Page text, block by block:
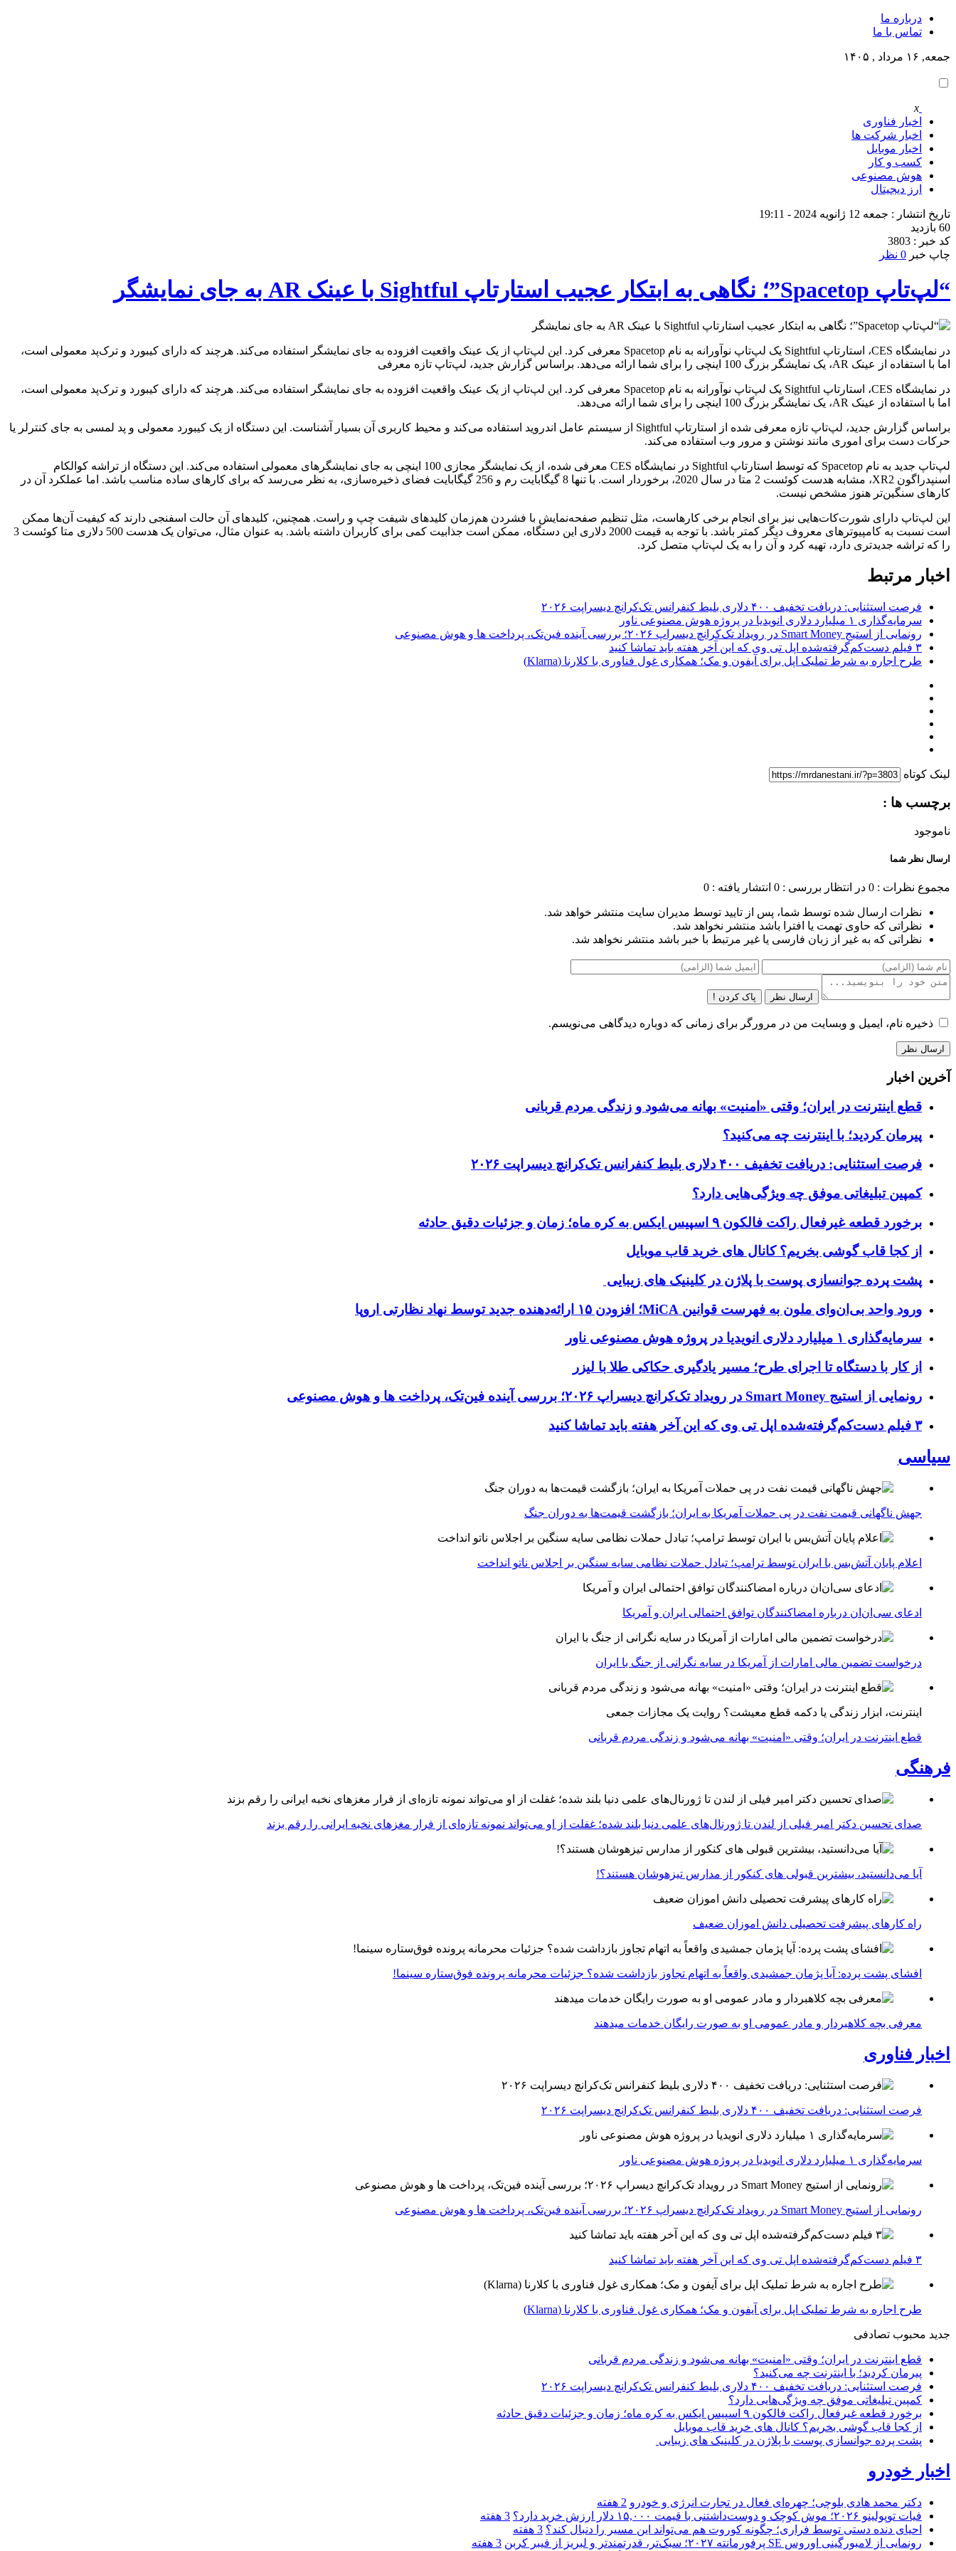
درباره ما
تماس با ما
جمعه, ۱۶ مرداد , ۱۴۰۵
x
اخبار فناوری
اخبار شرکت ها
اخبار موبایل
کسب و کار
هوش مصنوعی
ارز دیجیتال
تاریخ انتشار : جمعه 12 ژانویه 2024 - 19:11
60 بازدید
کد خبر : 3803
چاپ خبر 0 نظر
“لپ‌تاپ Spacetop”؛ نگاهی به ابتکار عجیب استارتاپ Sightful با عینک AR به جای نمایشگر
در نمایشگاه CES، استارتاپ Sightful یک لپ‌تاپ نوآورانه به نام Spacetop معرفی کرد. این لپ‌تاپ از یک عینک واقعیت افزوده به جای نمایشگر استفاده می‌کند. هرچند که دارای کیبورد و ترک‌پد معمولی است،
اما با استفاده از عینک AR، یک نمایشگر بزرگ 100 اینچی را برای شما ارائه می‌دهد. براساس گزارش جدید، لپ‌تاپ تازه معرفی
در نمایشگاه CES، استارتاپ Sightful یک لپ‌تاپ نوآورانه به نام Spacetop معرفی کرد. این لپ‌تاپ از یک عینک واقعیت افزوده به جای نمایشگر استفاده می‌کند. هرچند که دارای کیبورد و ترک‌پد معمولی است،
اما با استفاده از عینک AR، یک نمایشگر بزرگ 100 اینچی را برای شما ارائه می‌دهد.
براساس گزارش جدید، لپ‌تاپ تازه معرفی شده از استارتاپ Sightful از سیستم عامل اندروید استفاده می‌کند و محیط کاربری آن بسیار آشناست. این دستگاه از یک کیبورد معمولی و پد لمسی به جای کنترلر یا
حرکات دست برای اموری مانند نوشتن و مرور وب استفاده می‌کند.
لپ‌تاپ جدید به نام Spacetop که توسط استارتاپ Sightful در نمایشگاه CES معرفی شده، از یک نمایشگر مجازی 100 اینچی به جای نمایشگرهای معمولی استفاده می‌کند. این دستگاه از تراشه کوالکام
اسنپدراگون XR2، مشابه هدست کوئست 2 متا در سال 2020، برخوردار است. با تنها 8 گیگابایت رم و 256 گیگابایت فضای ذخیره‌سازی، به نظر می‌رسد که برای کارهای ساده مناسب باشد. اما عملکرد آن در
کارهای سنگین‌تر هنوز مشخص نیست.
این لپ‌تاپ دارای شورت‌کات‌هایی نیز برای انجام برخی کارهاست، مثل تنظیم صفحه‌نمایش با فشردن هم‌زمان کلیدهای شیفت چپ و راست. همچنین، کلیدهای آن حالت اسفنجی دارند که کیفیت آن‌ها ممکن
است نسبت به کامپیوترهای معروف دیگر کمتر باشد. با توجه به قیمت 2000 دلاری این دستگاه، ممکن است جذابیت کمی برای کاربران داشته باشد. به عنوان مثال، می‌توان یک هدست 500 دلاری متا کوئست 3
را که تراشه جدیدتری دارد، تهیه کرد و آن را به یک لپ‌تاپ متصل کرد.
اخبار مرتبط
فرصت استثنایی: دریافت تخفیف ۴۰۰ دلاری بلیط کنفرانس تک‌کرانچ دیسراپت ۲۰۲۶
سرمایه‌گذاری ۱ میلیارد دلاری انویدیا در پروژه هوش مصنوعی ناور
رونمایی از استیج Smart Money در رویداد تک‌کرانچ دیسراپ ۲۰۲۶؛ بررسی آینده فین‌تک، پرداخت‌ ها و هوش مصنوعی
۳ فیلم دست‌کم‌گرفته‌شده اپل تی وی که این آخر هفته باید تماشا کنید
طرح اجاره به شرط تملیک اپل برای آیفون و مک؛ همکاری غول فناوری با کلارنا (Klarna)
لینک کوتاه
برچسب ها :
ناموجود
ارسال نظر شما
مجموع نظرات : 0 در انتظار بررسی : 0 انتشار یافته : 0
نظرات ارسال شده توسط شما، پس از تایید توسط مدیران سایت منتشر خواهد شد.
نظراتی که حاوی تهمت یا افترا باشد منتشر نخواهد شد.
نظراتی که به غیر از زبان فارسی یا غیر مرتبط با خبر باشد منتشر نخواهد شد.
ارسال نظر پاک کردن !
ذخیره نام، ایمیل و وبسایت من در مرورگر برای زمانی که دوباره دیدگاهی می‌نویسم.
آخرین اخبار
قطع اینترنت در ایران؛ وقتی «امنیت» بهانه می‌شود و زندگی مردم قربانی
پیرمان کردید؛ با اینترنت چه می‌کنید؟
فرصت استثنایی: دریافت تخفیف ۴۰۰ دلاری بلیط کنفرانس تک‌کرانچ دیسراپت ۲۰۲۶
کمپین تبلیغاتی موفق چه ویژگی‌هایی دارد؟
برخورد قطعه غیرفعال راکت فالکون ۹ اسپیس ایکس به کره ماه؛ زمان و جزئیات دقیق حادثه
از کجا قاب گوشی بخریم؟ کانال های خرید قاب موبایل
پشت پرده جوانسازی پوست با پلاژن در کلینیک های زیبایی
ورود واحد بی‌ان‌وای ملون به فهرست قوانین MiCA؛ افزودن ۱۵ ارائه‌دهنده جدید توسط نهاد نظارتی اروپا
سرمایه‌گذاری ۱ میلیارد دلاری انویدیا در پروژه هوش مصنوعی ناور
از کار با دستگاه تا اجرای طرح؛ مسیر یادگیری حکاکی طلا با لیزر
رونمایی از استیج Smart Money در رویداد تک‌کرانچ دیسراپ ۲۰۲۶؛ بررسی آینده فین‌تک، پرداخت‌ ها و هوش مصنوعی
۳ فیلم دست‌کم‌گرفته‌شده اپل تی وی که این آخر هفته باید تماشا کنید
سیاسی
جهش ناگهانی قیمت نفت در پی حملات آمریکا به ایران؛ بازگشت قیمت‌ها به دوران جنگ
اعلام پایان آتش‌بس با ایران توسط ترامپ؛ تبادل حملات نظامی سایه سنگین بر اجلاس ناتو انداخت
ادعای سی‌ان‌ان درباره امضاکنندگان توافق احتمالی ایران و آمریکا
درخواست تضمین مالی امارات از آمریکا در سایه نگرانی از جنگ با ایران
اینترنت، ابزار زندگی یا دکمه قطع معیشت؟ روایت یک مجازات جمعی
قطع اینترنت در ایران؛ وقتی «امنیت» بهانه می‌شود و زندگی مردم قربانی
فرهنگی
صدای تحسین دکتر امیر فیلی از لندن تا ژورنال‌های علمی دنیا بلند شده؛ غفلت از او می‌تواند نمونه تازه‌ای از فرار مغزهای نخبه ایرانی را رقم بزند
آیا می‌دانستید، بیشترین قبولی های کنکور از مدارس تیزهوشان هستند؟!
راه کارهای پیشرفت تحصیلی دانش اموزان ضعیف
افشای پشت پرده: آیا پژمان جمشیدی واقعاً به اتهام تجاوز بازداشت شده؟ جزئیات محرمانه پرونده فوق‌ستاره سینما!
معرفی بچه کلاهبردار و مادر عمومی او به صورت رایگان خدمات میدهند
اخبار فناوری
فرصت استثنایی: دریافت تخفیف ۴۰۰ دلاری بلیط کنفرانس تک‌کرانچ دیسراپت ۲۰۲۶
سرمایه‌گذاری ۱ میلیارد دلاری انویدیا در پروژه هوش مصنوعی ناور
رونمایی از استیج Smart Money در رویداد تک‌کرانچ دیسراپ ۲۰۲۶؛ بررسی آینده فین‌تک، پرداخت‌ ها و هوش مصنوعی
۳ فیلم دست‌کم‌گرفته‌شده اپل تی وی که این آخر هفته باید تماشا کنید
طرح اجاره به شرط تملیک اپل برای آیفون و مک؛ همکاری غول فناوری با کلارنا (Klarna)
جدید محبوب تصادفی
قطع اینترنت در ایران؛ وقتی «امنیت» بهانه می‌شود و زندگی مردم قربانی
پیرمان کردید؛ با اینترنت چه می‌کنید؟
فرصت استثنایی: دریافت تخفیف ۴۰۰ دلاری بلیط کنفرانس تک‌کرانچ دیسراپت ۲۰۲۶
کمپین تبلیغاتی موفق چه ویژگی‌هایی دارد؟
برخورد قطعه غیرفعال راکت فالکون ۹ اسپیس ایکس به کره ماه؛ زمان و جزئیات دقیق حادثه
از کجا قاب گوشی بخریم؟ کانال های خرید قاب موبایل
پشت پرده جوانسازی پوست با پلاژن در کلینیک های زیبایی
اخبار خودرو
دکتر محمد هادی بلوچی؛ چهره‌ای فعال در تجارت انرژی و خودرو 2 هفته
فیات توپولینو ۲۰۲۶؛ موش کوچک و دوست‌داشتنی با قیمت ۱۵,۰۰۰ دلار ارزش خرید دارد؟
3 هفته
احیای دنده دستی توسط فراری؛ چگونه کوروت هم می‌تواند این مسیر را دنبال کند؟ 3 هفته
رونمایی از لامبورگینی اوروس SE پرفورمانته ۲۰۲۷؛ سبک‌تر، قدرتمندتر و لبریز از فیبر کربن
3 هفته